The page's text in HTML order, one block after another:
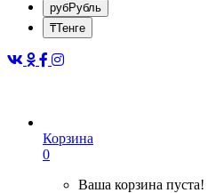
рубРубль
₸Тенге
Корзина
0
Ваша корзина пуста!